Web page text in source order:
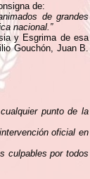
de:
de grandes
nacional.”
y Esgrima de esa
Gouchón, Juan B.
punto de la
oficial en
culpables por todos